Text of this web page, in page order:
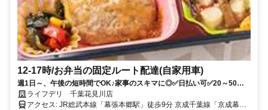
12-17時/お弁当の固定ルート配達(自家用車)
週1日～、午後の短時間でOK♪家事のスキマに◎✅日払い可✅20～50代
活躍中✅慣れた自家用車で決まったお客様へ✅未経験歓迎✅履歴書不要
ライフデリ 千葉花見川店
アクセス: JR総武本線「幕張本郷駅」徒歩9分 京成千葉線「京成幕張